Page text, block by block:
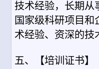
技术经验，长期从
国家级科研项目
术经验、资深的技
五、【培训证书】